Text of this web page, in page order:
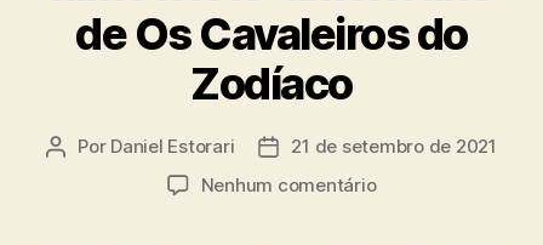
de Os Cavaleiros do
Zodíaco
Autor
Por Daniel Estorari
Data21 de setembro de 2021
Nenhum comentárioem